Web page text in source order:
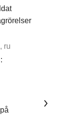
ru